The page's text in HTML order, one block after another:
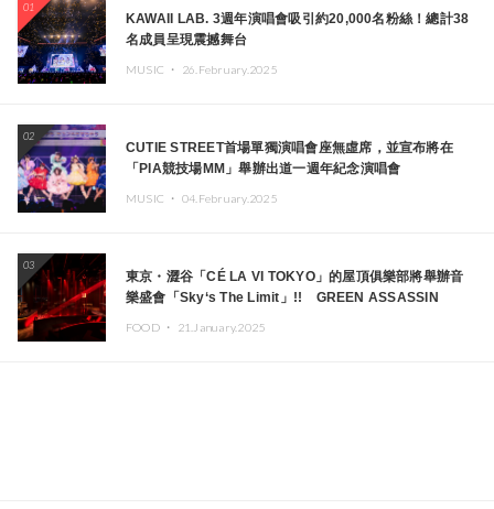
01
KAWAII LAB. 3週年演唱會吸引約20,000名粉絲！總計38
名成員呈現震撼舞台
MUSIC ・ 26.February.2025
02
CUTIE STREET首場單獨演唱會座無虛席，並宣布將在
「PIA競技場MM」舉辦出道一週年紀念演唱會
MUSIC ・ 04.February.2025
03
東京・澀谷「CÉ LA VI TOKYO」的屋頂俱樂部將舉辦音
樂盛會「Sky‘s The Limit」!! GREEN ASSASSIN
FOOD ・ 21.January.2025